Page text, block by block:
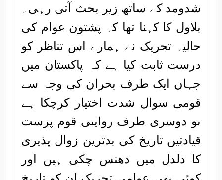
شدومد کے ساتھ زیر بحث آتی رہی۔
بلاول کا کہنا تھا کہ پشتون عوام کی
حالیہ تحریک نے ہمارے اس تناظر کو
درست ثابت کیا ہے کہ پاکستان میں
جہاں ایک طرف بحران کی وجہ سے
قومی سوال شدت اختیار کرچکا ہے
تو دوسری طرف روایتی قوم پرست
قیادتیں تاریخ کی بدترین زوال پذیری
کا دلدل میں دھنس چکی ہیں اور